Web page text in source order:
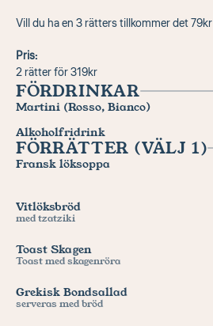
Vill du ha en 3 rätters tillkommer det 79kr
Pris:
2 rätter för 319kr
FÖRDRINKAR
Martini (Rosso, Bianco)
Alkoholfridrink
FÖRRÄTTER (VÄLJ 1)
Fransk löksoppa
Vitlöksbröd
med tzatziki
Toast Skagen
Toast med skagenröra
Grekisk Bondsallad
serveras med bröd